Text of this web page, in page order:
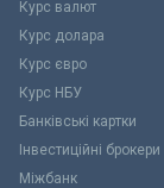
Курс валют
Курс долара
Курс євро
Курс НБУ
Банківські картки
Інвестиційні брокери
Міжбанк